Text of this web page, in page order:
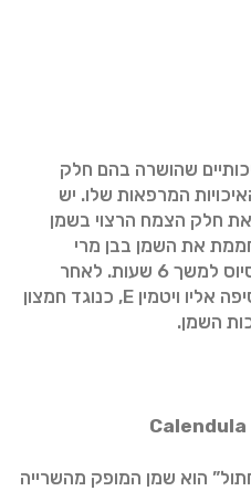
שהושרה בהם חלק
המרפאות שלו. יש
את חלק הצמח הרצוי בשמן
את השמן בבן מרי
לטמפרטורה של 50 מעלות צלסיוס למשך 6 שעות. לאחר
שהשמן מתקרר אני סוחטת ומוסיפה אליו ויטמין E, כנוגד חמצון
השמן.
הוא שמן המופק מהשרייה